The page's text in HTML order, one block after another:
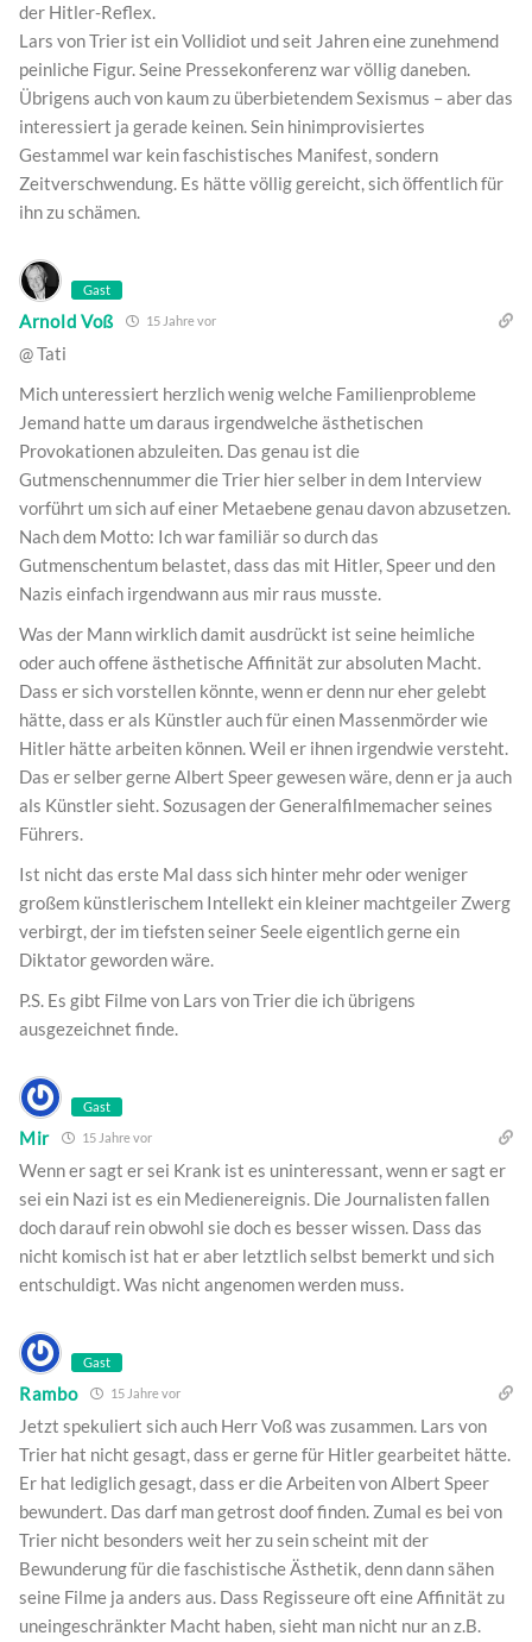
der Hitler-Reflex.
Lars von Trier ist ein Vollidiot und seit Jahren eine zunehmend
peinliche Figur. Seine Pressekonferenz war völlig daneben.
Übrigens auch von kaum zu überbietendem Sexismus – aber das
interessiert ja gerade keinen. Sein hinimprovisiertes
Gestammel war kein faschistisches Manifest, sondern
Zeitverschwendung. Es hätte völlig gereicht, sich öffentlich für
ihn zu schämen.
Gast
Arnold Voß 15 Jahre vor
@ Tati
Mich unteressiert herzlich wenig welche Familienprobleme
Jemand hatte um daraus irgendwelche ästhetischen
Provokationen abzuleiten. Das genau ist die
Gutmenschennummer die Trier hier selber in dem Interview
vorführt um sich auf einer Metaebene genau davon abzusetzen.
Nach dem Motto: Ich war familiär so durch das
Gutmenschentum belastet, dass das mit Hitler, Speer und den
Nazis einfach irgendwann aus mir raus musste.
Was der Mann wirklich damit ausdrückt ist seine heimliche
oder auch offene ästhetische Affinität zur absoluten Macht.
Dass er sich vorstellen könnte, wenn er denn nur eher gelebt
hätte, dass er als Künstler auch für einen Massenmörder wie
Hitler hätte arbeiten können. Weil er ihnen irgendwie versteht.
Das er selber gerne Albert Speer gewesen wäre, denn er ja auch
als Künstler sieht. Sozusagen der Generalfilmemacher seines
Führers.
Ist nicht das erste Mal dass sich hinter mehr oder weniger
großem künstlerischem Intellekt ein kleiner machtgeiler Zwerg
verbirgt, der im tiefsten seiner Seele eigentlich gerne ein
Diktator geworden wäre.
P.S. Es gibt Filme von Lars von Trier die ich übrigens
ausgezeichnet finde.
Gast
Mir 15 Jahre vor
Wenn er sagt er sei Krank ist es uninteressant, wenn er sagt er
sei ein Nazi ist es ein Medienereignis. Die Journalisten fallen
doch darauf rein obwohl sie doch es besser wissen. Dass das
nicht komisch ist hat er aber letztlich selbst bemerkt und sich
entschuldigt. Was nicht angenomen werden muss.
Gast
Rambo 15 Jahre vor
Jetzt spekuliert sich auch Herr Voß was zusammen. Lars von
Trier hat nicht gesagt, dass er gerne für Hitler gearbeitet hätte.
Er hat lediglich gesagt, dass er die Arbeiten von Albert Speer
bewundert. Das darf man getrost doof finden. Zumal es bei von
Trier nicht besonders weit her zu sein scheint mit der
Bewunderung für die faschistische Ästhetik, denn dann sähen
seine Filme ja anders aus. Dass Regisseure oft eine Affinität zu
uneingeschränkter Macht haben, sieht man nicht nur an z.B.